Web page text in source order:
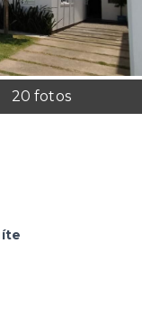
20 fotos